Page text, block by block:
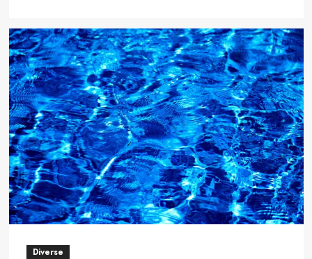
about
Descoperă
cele
mai
frumoase
parcuri
naturale
din
Armenia!
Diverse